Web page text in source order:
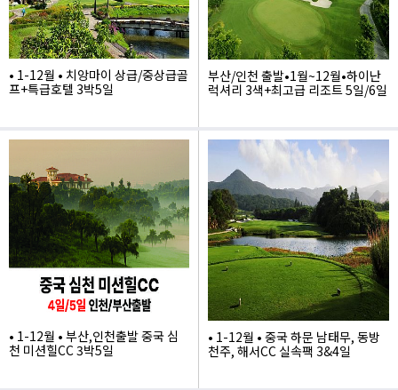
• 1-12월 • 치앙마이 상급/중상급골
프+특급호텔 3박5일
1,420,000
부산/인천 출발•1월~12월•하이난
럭셔리 3색+최고급 리조트 5일/6일
1,949,000
• 1-12월 • 부산,인천출발 중국 심
천 미션힐CC 3박5일
• 1-12월 • 중국 하문 남태무, 동방
천주, 해서CC 실속팩 3&4일